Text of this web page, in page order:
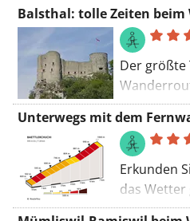
Balsthal: tolle Zeiten beim
Der größte
Sie
vor
Eine
werden
entlang
Unterwegs mit dem
Erkunden
das Wetter
durch